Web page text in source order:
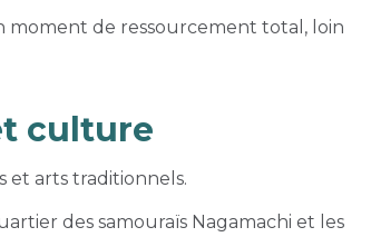
moment de ressourcement total, loin
culture
et arts traditionnels.
des samouraïs Nagamachi et les